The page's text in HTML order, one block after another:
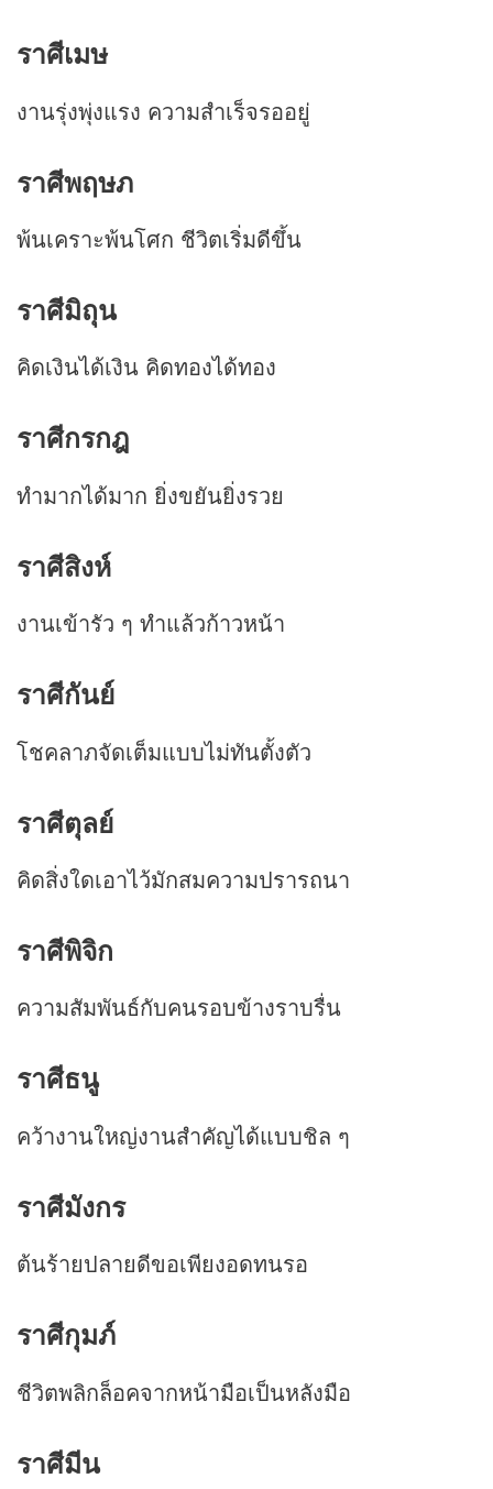
ราศีเมษ
งานรุ่งพุ่งแรง ความสำเร็จรออยู่
ราศีพฤษภ
พ้นเคราะพ้นโศก ชีวิตเริ่มดีขึ้น
ราศีมิถุน
คิดเงินได้เงิน คิดทองได้ทอง
ราศีกรกฎ
ทำมากได้มาก ยิ่งขยันยิ่งรวย
ราศีสิงห์
งานเข้ารัว ๆ ทำแล้วก้าวหน้า
ราศีกันย์
โชคลาภจัดเต็มแบบไม่ทันตั้งตัว
ราศีตุลย์
คิดสิ่งใดเอาไว้มักสมความปรารถนา
ราศีพิจิก
ความสัมพันธ์กับคนรอบข้างราบรื่น
ราศีธนู
คว้างานใหญ่งานสำคัญได้แบบชิล ๆ
ราศีมังกร
ต้นร้ายปลายดีขอเพียงอดทนรอ
ราศีกุมภ์
ชีวิตพลิกล็อคจากหน้ามือเป็นหลังมือ
ราศีมีน